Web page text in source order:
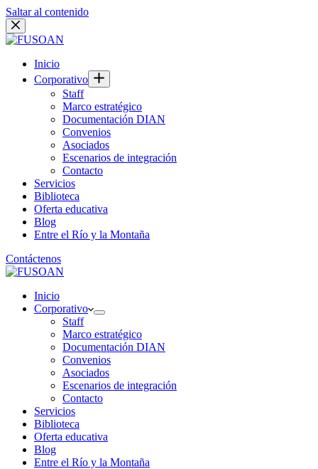
Saltar al contenido
Inicio
Corporativo
Staff
Marco estratégico
Documentación DIAN
Convenios
Asociados
Escenarios de integración
Contacto
Servicios
Biblioteca
Oferta educativa
Blog
Entre el Río y la Montaña
Contáctenos
Inicio
Corporativo
Staff
Marco estratégico
Documentación DIAN
Convenios
Asociados
Escenarios de integración
Contacto
Servicios
Biblioteca
Oferta educativa
Blog
Entre el Río y la Montaña